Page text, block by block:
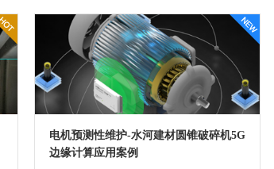
电机预测性维护-水河建材圆锥破碎机5G
边缘计算应用案例